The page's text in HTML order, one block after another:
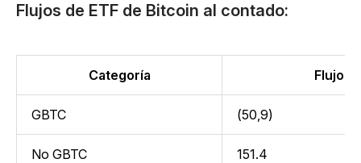
Flujos de ETF de Bitcoin al contado:
Categoría Flujo
GBTC (50,9)
No GBTC 151.4